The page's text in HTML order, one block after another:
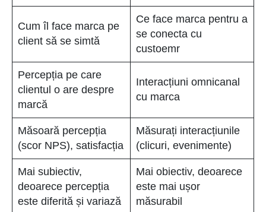
Cum îl face marca pe
client să se simtă
Ce face marca pentru a
se conecta cu
custoemr
Percepția pe care
clientul o are despre
marcă
Interacțiuni omnicanal
cu marca
Măsoară percepția
(scor NPS), satisfacția
Măsurați interacțiunile
(clicuri, evenimente)
Mai subiectiv,
deoarece percepția
este diferită și variază
Mai obiectiv, deoarece
este mai ușor
măsurabil